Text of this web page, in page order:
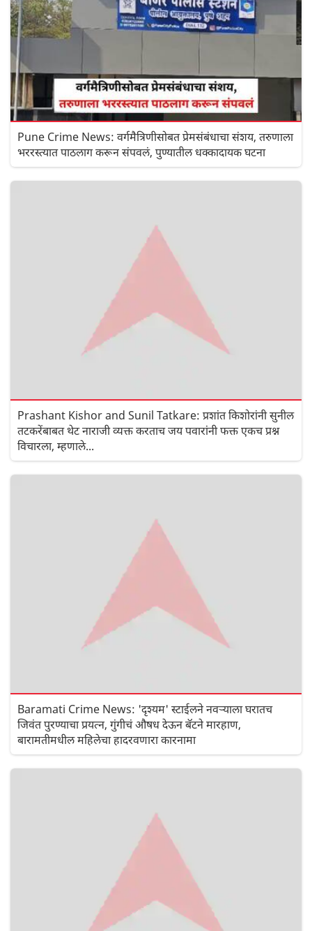
Pune Crime News: वर्गमैत्रिणीसोबत प्रेमसंबंधाचा संशय, तरुणाला
भररस्त्यात पाठलाग करून संपवलं, पुण्यातील धक्कादायक घटना
Prashant Kishor and Sunil Tatkare: प्रशांत किशोरांनी सुनील
तटकरेंबाबत थेट नाराजी व्यक्त करताच जय पवारांनी फक्त एकच प्रश्न
विचारला, म्हणाले...
Baramati Crime News: 'दृश्यम' स्टाईलने नवऱ्याला घरातच
जिवंत पुरण्याचा प्रयत्न, गुंगीचं औषध देऊन बॅटने मारहाण,
बारामतीमधील महिलेचा हादरवणारा कारनामा